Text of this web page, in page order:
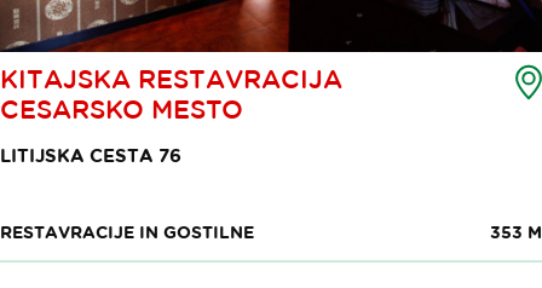
KITAJSKA RESTAVRACIJA
CESARSKO MESTO
LITIJSKA CESTA 76
RESTAVRACIJE IN GOSTILNE 353 M